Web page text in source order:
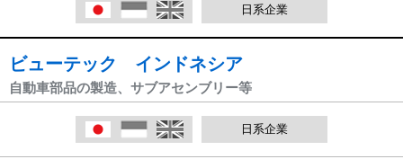
日本語 Indonesia 日系企業
ビューテック インドネシア
自動車部品の製造、サブアセンブリー等
日本語 Indonesia 日系企業